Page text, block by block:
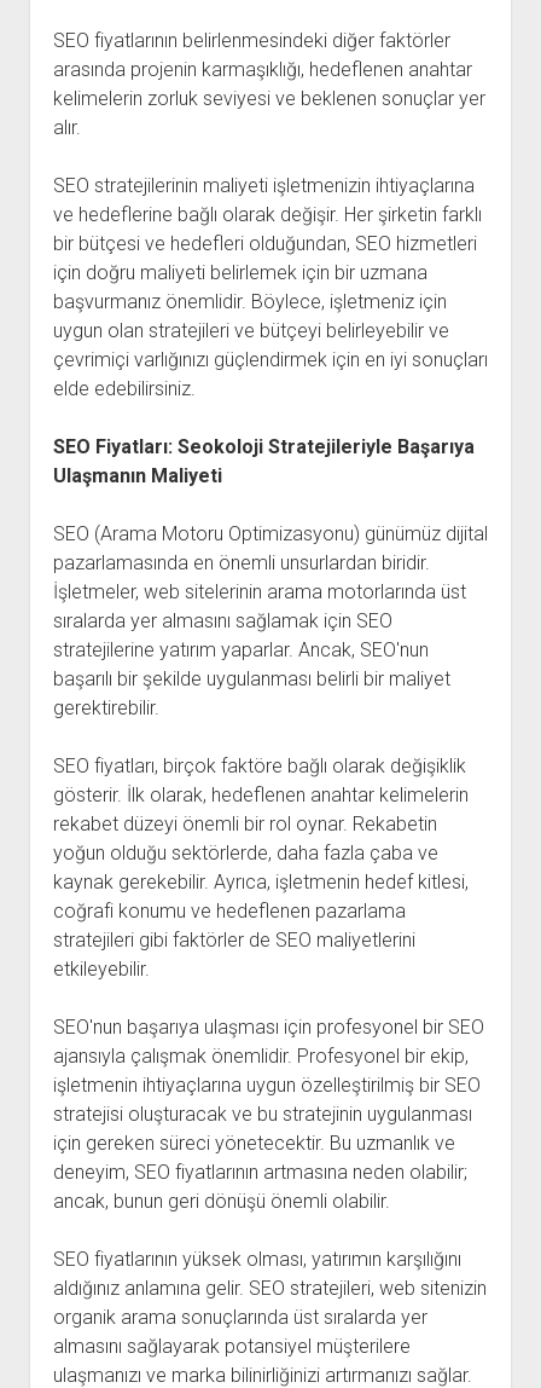
SEO fiyatlarının belirlenmesindeki diğer faktörler
arasında projenin karmaşıklığı, hedeflenen anahtar
kelimelerin zorluk seviyesi ve beklenen sonuçlar yer
alır.
SEO stratejilerinin maliyeti işletmenizin ihtiyaçlarına
ve hedeflerine bağlı olarak değişir. Her şirketin farklı
bir bütçesi ve hedefleri olduğundan, SEO hizmetleri
için doğru maliyeti belirlemek için bir uzmana
başvurmanız önemlidir. Böylece, işletmeniz için
uygun olan stratejileri ve bütçeyi belirleyebilir ve
çevrimiçi varlığınızı güçlendirmek için en iyi sonuçları
elde edebilirsiniz.
SEO Fiyatları: Seokoloji Stratejileriyle Başarıya
Ulaşmanın Maliyeti
SEO (Arama Motoru Optimizasyonu) günümüz dijital
pazarlamasında en önemli unsurlardan biridir.
İşletmeler, web sitelerinin arama motorlarında üst
sıralarda yer almasını sağlamak için SEO
stratejilerine yatırım yaparlar. Ancak, SEO'nun
başarılı bir şekilde uygulanması belirli bir maliyet
gerektirebilir.
SEO fiyatları, birçok faktöre bağlı olarak değişiklik
gösterir. İlk olarak, hedeflenen anahtar kelimelerin
rekabet düzeyi önemli bir rol oynar. Rekabetin
yoğun olduğu sektörlerde, daha fazla çaba ve
kaynak gerekebilir. Ayrıca, işletmenin hedef kitlesi,
coğrafi konumu ve hedeflenen pazarlama
stratejileri gibi faktörler de SEO maliyetlerini
etkileyebilir.
SEO'nun başarıya ulaşması için profesyonel bir SEO
ajansıyla çalışmak önemlidir. Profesyonel bir ekip,
işletmenin ihtiyaçlarına uygun özelleştirilmiş bir SEO
stratejisi oluşturacak ve bu stratejinin uygulanması
için gereken süreci yönetecektir. Bu uzmanlık ve
deneyim, SEO fiyatlarının artmasına neden olabilir;
ancak, bunun geri dönüşü önemli olabilir.
SEO fiyatlarının yüksek olması, yatırımın karşılığını
aldığınız anlamına gelir. SEO stratejileri, web sitenizin
organik arama sonuçlarında üst sıralarda yer
almasını sağlayarak potansiyel müşterilere
ulaşmanızı ve marka bilinirliğinizi artırmanızı sağlar.